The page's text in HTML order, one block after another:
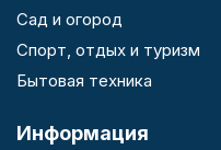
Сад и огород
Спорт, отдых и туризм
Бытовая техника
Информация